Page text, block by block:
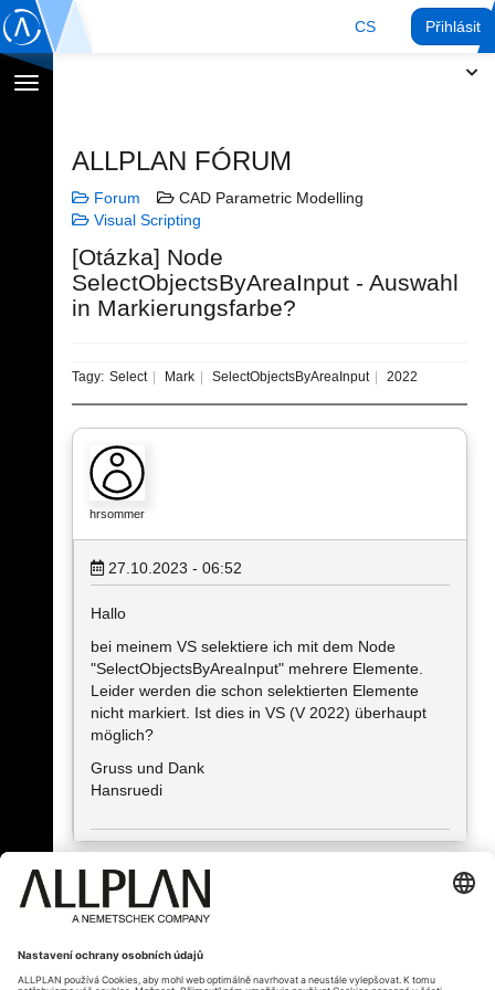
CS Přihlásit
Přepnout
ALLPLAN FÓRUM
Forum
CAD Parametric Modelling
Visual Scripting
[Otázka] Node
SelectObjectsByAreaInput - Auswahl
in Markierungsfarbe?
Tagy: Select Mark SelectObjectsByAreaInput 2022
hrsommer
27.10.2023 - 06:52
Hallo
bei meinem VS selektiere ich mit dem Node
"SelectObjectsByAreaInput" mehrere Elemente.
Leider werden die schon selektierten Elemente
nicht markiert. Ist dies in VS (V 2022) überhaupt
möglich?
Gruss und Dank
Hansruedi